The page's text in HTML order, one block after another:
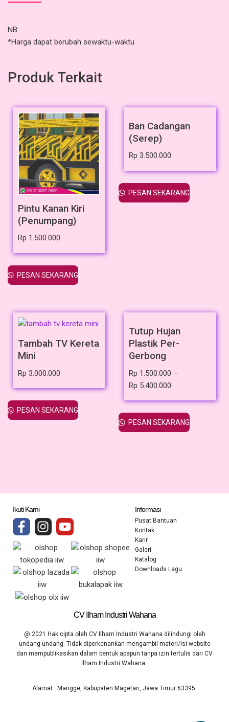
NB:
*Harga dapat berubah sewaktu-waktu
Produk Terkait
Pintu Kanan Kiri
(Penumpang)
Rp 1.500.000
PESAN SEKARANG
Ban Cadangan
(Serep)
Rp 3.500.000
PESAN SEKARANG
Tambah TV Kereta
Mini
Rp 3.000.000
PESAN SEKARANG
Tutup Hujan
Plastik Per-
Gerbong
Rp 1.500.000 –
Rp 5.400.000
PESAN SEKARANG
CV Ilham Industri Wahana
@ 2021 Hak cipta oleh CV Ilham Industri Wahana dilindungi oleh
undang-undang. Tidak diperkenankan mengambil materi/isi website
dan mempublikasikan dalam bentuk apapun tanpa izin tertulis dari CV
Ilham Industri Wahana.
Alamat : Mangge, Kabupaten Magetan, Jawa Timur 63395
Informasi
Pusat Bantuan
Kontak
Karir
Galeri
Katalog
Downloads Lagu
Ikuti Kami